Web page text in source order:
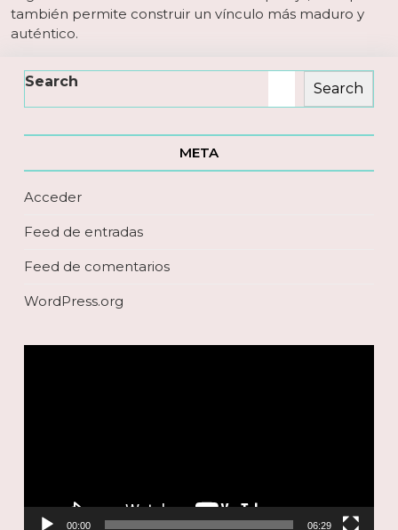
también permite construir un vínculo más maduro y
auténtico.
Search Search
META
Acceder
Feed de entradas
Feed de comentarios
WordPress.org
00:00 06:29